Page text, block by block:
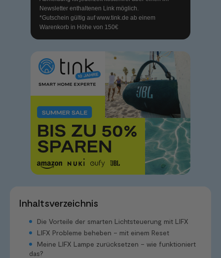
Newsletter enthaltenen Link möglich.
*Gutschein gültig aufwww.tink.de ab einem
Warenkorb in Höhe von 150€
Inhaltsverzeichnis
Die Vorteile der smarten Lichtsteuerung mit LIFX
LIFX Probleme beheben – mit einem Reset
Meine LIFX Lampe zurücksetzen – wie funktioniert
das?